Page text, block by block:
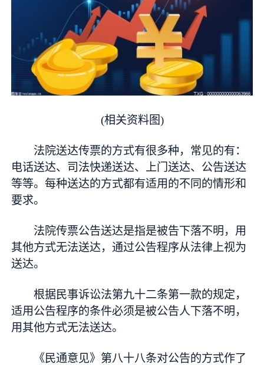
(相关资料图)
法院送达传票的方式有很多种，常见的有：
电话送达、司法快递送达、上门送达、公告送达
等等。每种送达的方式都有适用的不同的情形和
要求。
法院传票公告送达是指是被告下落不明，用
其他方式无法送达，通过公告程序从法律上视为
送达。
根据民事诉讼法第九十二条第一款的规定，
适用公告程序的条件必须是被公告人下落不明，
用其他方式无法送达。
《民通意见》第八十八条对公告的方式作了